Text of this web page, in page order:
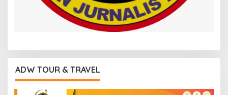
ADW TOUR & TRAVEL